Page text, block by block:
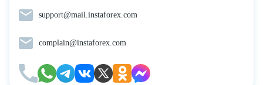
support@mail.instaforex.com
complain@instaforex.com